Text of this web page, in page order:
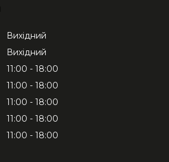
Вихідний
Вихідний
11:00 - 18:00
11:00 - 18:00
11:00 - 18:00
11:00 - 18:00
11:00 - 18:00